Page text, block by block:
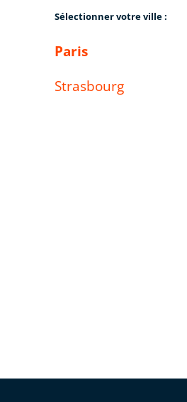
Sélectionner votre ville :
Paris
Strasbourg